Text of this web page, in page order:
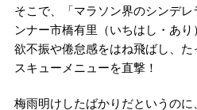
そこで、「マラソン界のシンデ
ンナー市橋有里（いちはし・あ
欲不振や倦怠感をはね飛ばし、
スキューメニューを直撃！
梅雨明けしたばかりだというの